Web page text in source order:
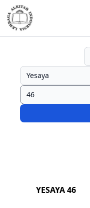
YESAYA 46